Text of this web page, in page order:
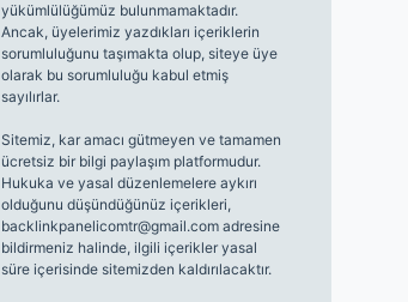
yükümlülüğümüz bulunmamaktadır.
Ancak, üyelerimiz yazdıkları içeriklerin
sorumluluğunu taşımakta olup, siteye üye
olarak bu sorumluluğu kabul etmiş
sayılırlar.
Sitemiz, kar amacı gütmeyen ve tamamen
ücretsiz bir bilgi paylaşım platformudur.
Hukuka ve yasal düzenlemelere aykırı
olduğunu düşündüğünüz içerikleri,
backlinkpanelicomtr@gmail.comadresine
bildirmeniz halinde, ilgili içerikler yasal
süre içerisinde sitemizden kaldırılacaktır.